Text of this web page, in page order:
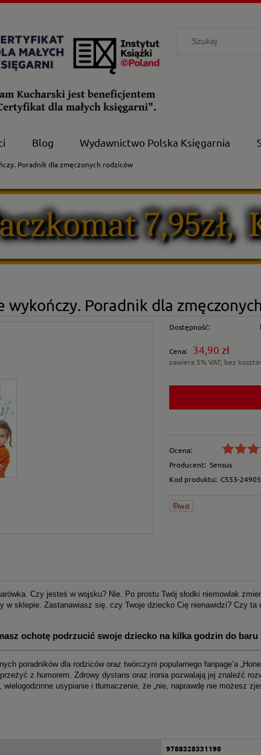
Blog Wydawnictwo Polska Księgarnia
Poradnik dla zmęczonych rodziców
Poradnik dla
Dostępność:
Cena: 34,90 zł
zawiera 5% VAT, bez
Ocena:
Producent: Sensus
Kod produktu: C553-24905
Czy jesteś w wojsku? Nie. Po prostu Twój słodki niemowlak
w sklepie. Zastanawiasz się, czy Twoje dziecko Cię nienawidzi? Czy
ochotę podrzucić swoje dziecko na kilka godzin do
poradników dla rodziców oraz twórczyni popularnego fanpage’a
z humorem. Zdrowy dystans oraz ironia pozwalają jej znaleźć
usypianie i tłumaczenie, że „nie, naprawdę nie możesz
9788328331198